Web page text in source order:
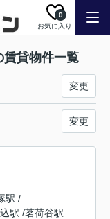
お気に入り
0
賃貸物件一覧
変更
変更
駅 /
駅 /茗荷谷駅